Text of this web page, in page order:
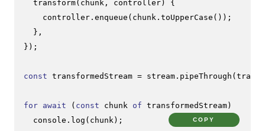
transform( chunk, controller ) {
    controller.
enqueue (chunk. toUpperCase ());
  },
});
const transformedStream = stream. pipeThrough
for await ( const chunk of transformedStream)
console . log (chunk); COPY